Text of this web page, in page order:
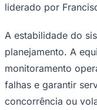
liderado por
A estabilidade do
planejamento. A
monitoramento
falhas e garantir
concorrência ou